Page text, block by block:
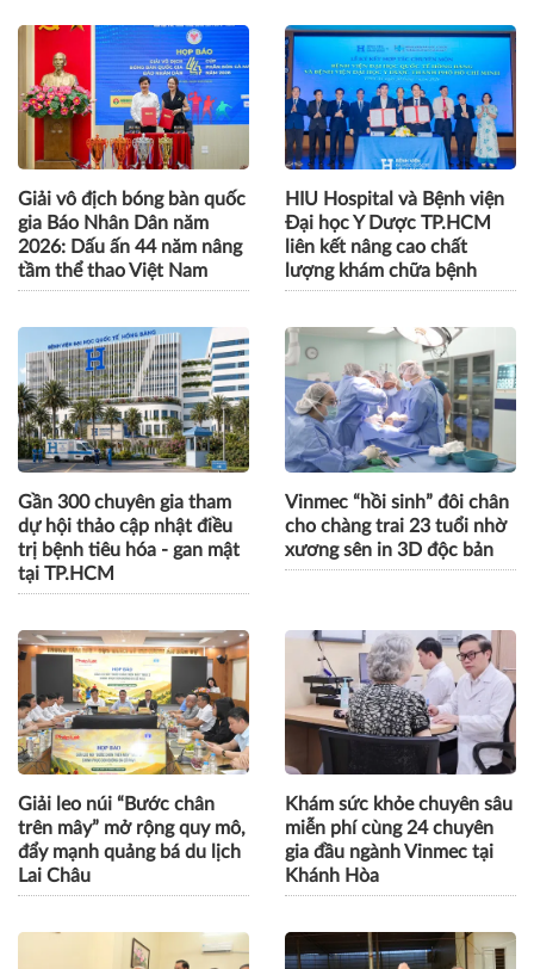
Giải vô địch bóng bàn quốc
gia Báo Nhân Dân năm
2026: Dấu ấn 44 năm nâng
tầm thể thao Việt Nam
HIU Hospital và Bệnh viện
Đại học Y Dược TP.HCM
liên kết nâng cao chất
lượng khám chữa bệnh
Gần 300 chuyên gia tham
dự hội thảo cập nhật điều
trị bệnh tiêu hóa - gan mật
tại TP.HCM
Vinmec “hồi sinh” đôi chân
cho chàng trai 23 tuổi nhờ
xương sên in 3D độc bản
Giải leo núi “Bước chân
trên mây” mở rộng quy mô,
đẩy mạnh quảng bá du lịch
Lai Châu
Khám sức khỏe chuyên sâu
miễn phí cùng 24 chuyên
gia đầu ngành Vinmec tại
Khánh Hòa